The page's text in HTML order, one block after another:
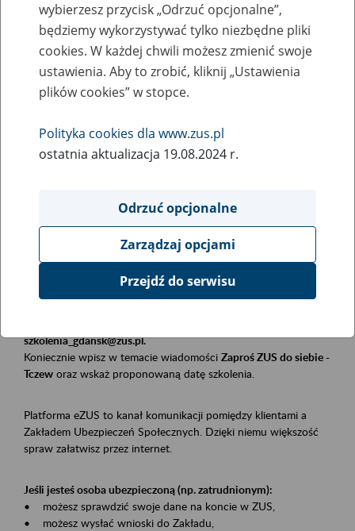
Zaproś ZUS do siebie: eZUS, wizyty
rezerwowane, e-wizyty, Aktywni 50+
Rodzaj wydarzenia
Szkolenia
Obszar merytoryczny
Płatnicy, ubezpieczeni, świadczeniobiorcy
Opis wydarzenia
Szkolenie stacjonarne w siedzibie firmy, instytucji, urzędu.
szkolenia_gdansk@zus.pl.
Koniecznie wpisz w temacie wiadomości Zaproś ZUS do siebie -
Tczew oraz wskaż proponowaną datę szkolenia.
Platforma eZUS to kanał komunikacji pomiędzy klientami a
Zakładem Ubezpieczeń Społecznych. Dzięki niemu większość
spraw załatwisz przez internet.
Jeśli jesteś osoba ubezpieczoną (np. zatrudnionym):
• możesz sprawdzić swoje dane na koncie w ZUS,
• możesz wysłać wnioski do Zakładu,
wybierzesz przycisk „Odrzuć opcjonalne”,
będziemy wykorzystywać tylko niezbędne pliki
cookies. W każdej chwili możesz zmienić swoje
ustawienia. Aby to zrobić, kliknij „Ustawienia
plików cookies” w stopce.
Polityka cookies dla www.zus.pl
ostatnia aktualizacja 19.08.2024 r.
Odrzuć opcjonalne
Zarządzaj opcjami
Przejdź do serwisu